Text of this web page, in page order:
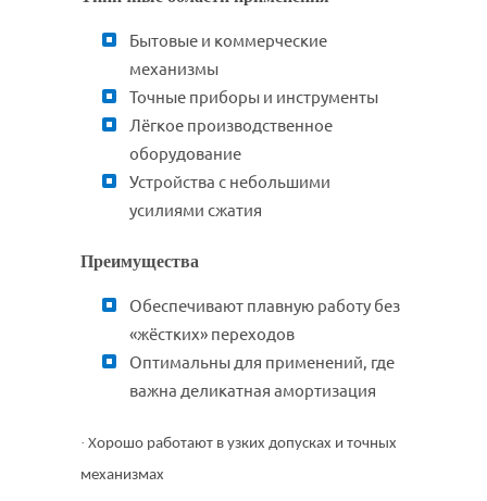
Бытовые и коммерческие
механизмы
Точные приборы и инструменты
Лёгкое производственное
оборудование
Устройства с небольшими
усилиями сжатия
Преимущества
Обеспечивают плавную работу без
«жёстких» переходов
Оптимальны для применений, где
важна деликатная амортизация
· Хорошо работают в узких допусках и точных
механизмах